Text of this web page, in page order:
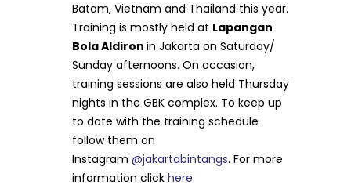
Batam, Vietnam and Thailand this year.
Training is mostly held at Lapangan
Bola Aldironin Jakarta on Saturday/
Sunday afternoons. On occasion,
training sessions are also held Thursday
nights in the GBK complex. To keep up
to date with the training schedule
follow them on
Instagram @jakartabintangs. For more
information click here.